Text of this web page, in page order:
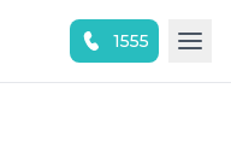
1555